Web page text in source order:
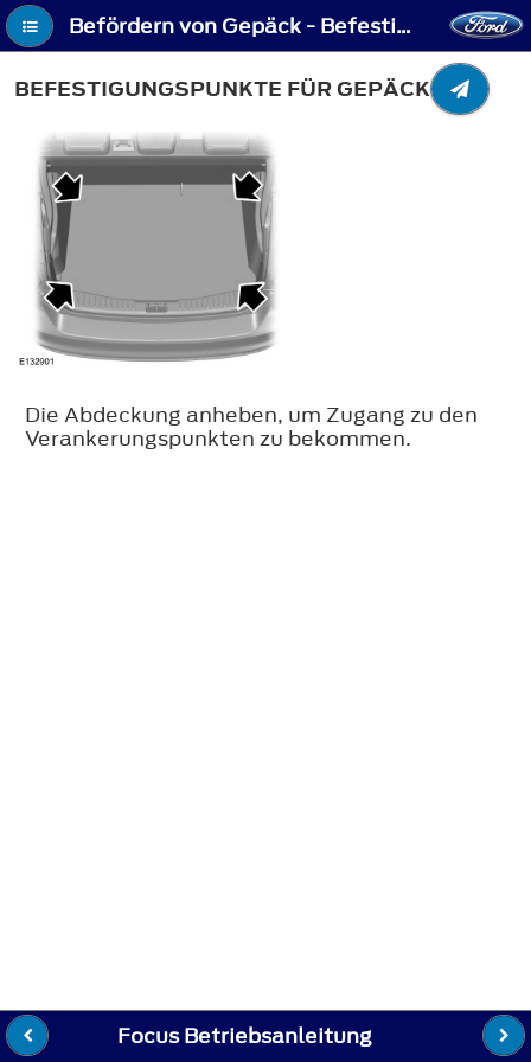
Befördern von Gepäck - Befestigungspunkte für Gepäck
BEFESTIGUNGSPUNKTE FÜR GEPÄCK
Die Abdeckung anheben, um Zugang zu den
Verankerungspunkten zu bekommen.
Focus Betriebsanleitung